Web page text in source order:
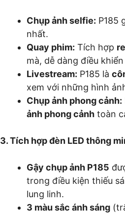
Chụp ảnh selfie: P185
nhất.
Quay phim: Tích hợp
mà, dễ dàng điều
Livestream: P185 là
xem với những hình
Chụp ảnh phong cảnh:
ảnh phong cảnh toàn
3. Tích hợp đèn LED thông
Gậy chụp ảnh P185
trong điều kiện thiếu
lung linh.
3 màu sắc ánh sáng